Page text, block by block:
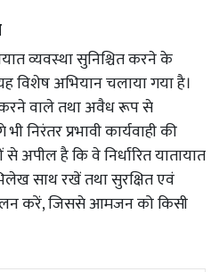
व्यवस्था सुनिश्चित करने के
विशेष अभियान चलाया गया है।
वाले तथा अवैध रूप से
निरंतर प्रभावी कार्यवाही की
अपील है कि वे निर्धारित यातायात
साथ रखें तथा सुरक्षित एवं
करें, जिससे आमजन को किसी